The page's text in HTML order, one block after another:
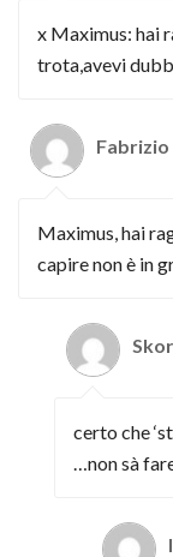
x Maximus: hai
trota,avevi
Fabrizio
Maximus, hai
capire non è in
certo che
…non sà